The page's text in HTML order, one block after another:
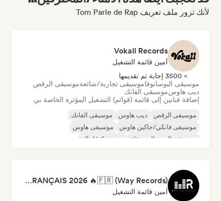
لأنك تزور ملف تعريف Tom Parle de Rap
Vokall Records
أمين قائمة التشغيل
> 3500 إجابة تم تقديمها
موسيقى البوسانوفاموسيقى تجارية/شائعةموسيقى الرقص
ديب هاوسموسيقى الفانك
إضافة فنانين إلى قائمة (قوائم) التشغيل المؤثرة الخاصة بي
موسيقى الرقص ديب هاوس
موسيقى الفانك
موسيقى فانكي/جاكين هاوس
موسيقى هاوس
موسيقى البوب المستقلة
نيو ديسكو/إيتالو
RAP FRANÇAIS 2026 🔥🇫🇷 (Way Records)
أمين قائمة التشغيل